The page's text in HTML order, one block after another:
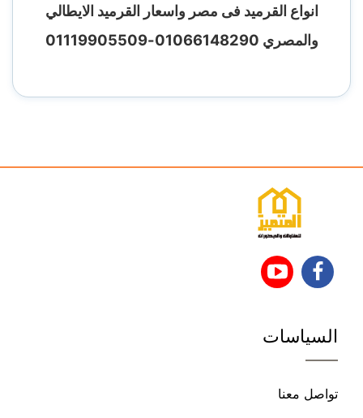
انواع القرميد فى مصر واسعار القرميد الايطالي
والمصري 01066148290-01119905509
تابعنا
فيسبوك
تابعنا
السياسات
تواصل معنا